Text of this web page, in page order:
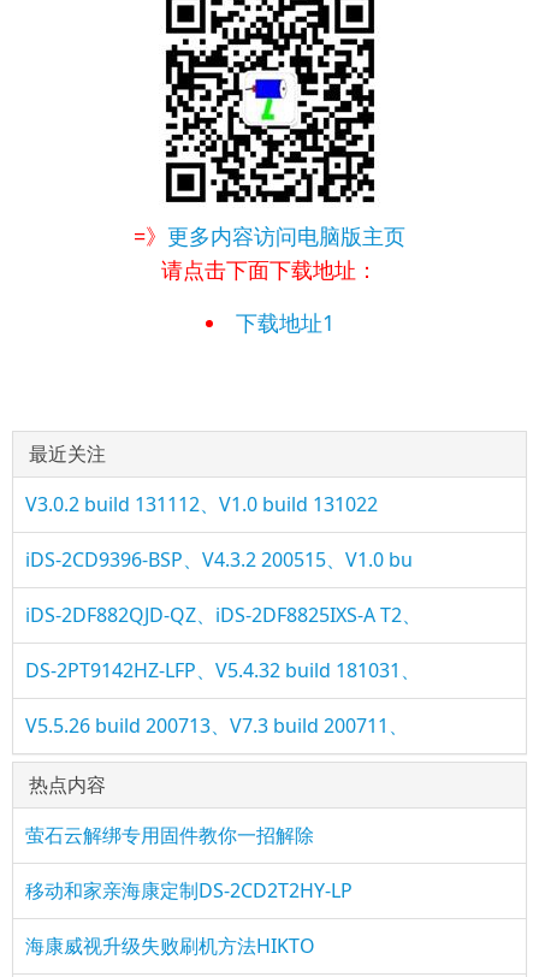
=》 更多内容访问电脑版主页
请点击下面下载地址：
下载地址1
最近关注
V3.0.2 build 131112、V1.0 build 131022
iDS-2CD9396-BSP、V4.3.2 200515、V1.0 bu
iDS-2DF882QJD-QZ、iDS-2DF8825IXS-A T2、
DS-2PT9142HZ-LFP、V5.4.32 build 181031、
V5.5.26 build 200713、V7.3 build 200711、
热点内容
萤石云解绑专用固件教你一招解除
移动和家亲海康定制DS-2CD2T2HY-LP
海康威视升级失败刷机方法HIKTO